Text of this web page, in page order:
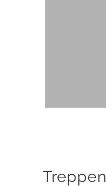
Treppen